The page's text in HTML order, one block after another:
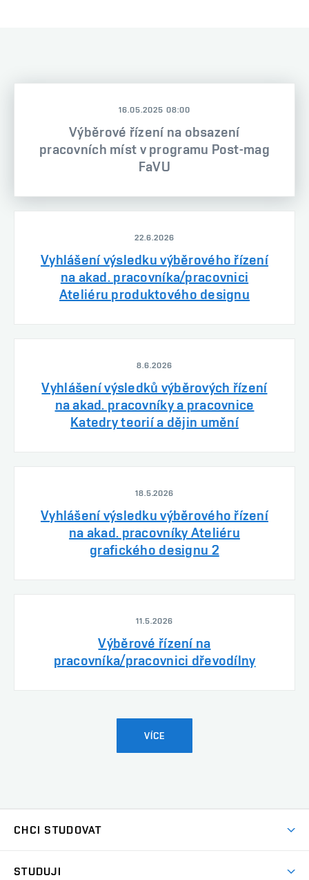
16.05.2025 08:00
Výběrové řízení na obsazení
pracovních míst v programu Post-mag
FaVU
22.6.2026
Vyhlášení výsledku výběrového řízení
na akad. pracovníka/pracovnici
Ateliéru produktového designu
8.6.2026
Vyhlášení výsledků výběrových řízení
na akad. pracovníky a pracovnice
Katedry teorií a dějin umění
18.5.2026
Vyhlášení výsledku výběrového řízení
na akad. pracovníky Ateliéru
grafického designu 2
11.5.2026
Výběrové řízení na
pracovníka/pracovnici dřevodílny
VÍCE
CHCI STUDOVAT
STUDUJI